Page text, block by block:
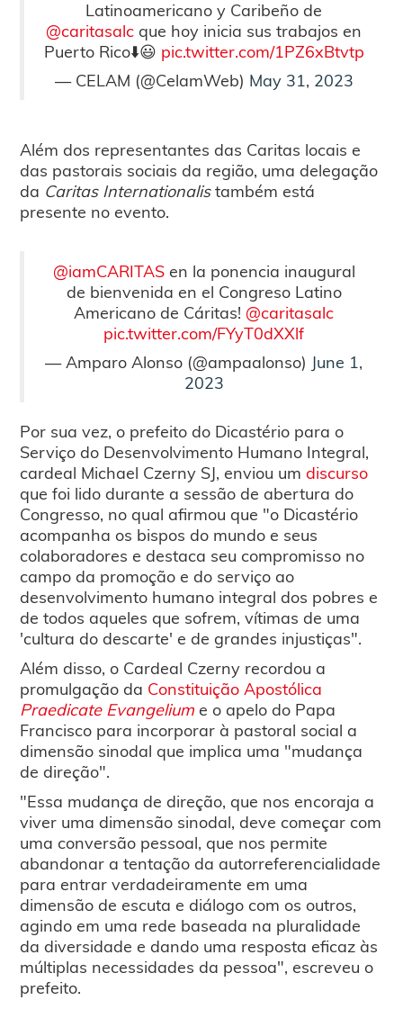
Latinoamericano y Caribeño de
@caritasalc que hoy inicia sus trabajos en
Puerto Rico⬇️😃 pic.twitter.com/1PZ6xBtvtp
— CELAM (@CelamWeb) May 31, 2023
Além dos representantes das Caritas locais e
das pastorais sociais da região, uma delegação
da Caritas Internationalistambém está
presente no evento.
@iamCARITASen la ponencia inaugural
de bienvenida en el Congreso Latino
Americano de Cáritas! @caritasalc
pic.twitter.com/FYyT0dXXlf
— Amparo Alonso (@ampaalonso) June 1,
2023
Por sua vez, o prefeito do Dicastério para o
Serviço do Desenvolvimento Humano Integral,
cardeal Michael Czerny SJ, enviou umdiscurso
que foi lido durante a sessão de abertura do
Congresso, no qual afirmou que "o Dicastério
acompanha os bispos do mundo e seus
colaboradores e destaca seu compromisso no
campo da promoção e do serviço ao
desenvolvimento humano integral dos pobres e
de todos aqueles que sofrem, vítimas de uma
'cultura do descarte' e de grandes injustiças".
Além disso, o Cardeal Czerny recordou a
promulgação da Constituição Apostólica
Praedicate Evangelium e o apelo do Papa
Francisco para incorporar à pastoral social a
dimensão sinodal que implica uma "mudança
de direção".
"Essa mudança de direção, que nos encoraja a
viver uma dimensão sinodal, deve começar com
uma conversão pessoal, que nos permite
abandonar a tentação da autorreferencialidade
para entrar verdadeiramente em uma
dimensão de escuta e diálogo com os outros,
agindo em uma rede baseada na pluralidade
da diversidade e dando uma resposta eficaz às
múltiplas necessidades da pessoa", escreveu o
prefeito.